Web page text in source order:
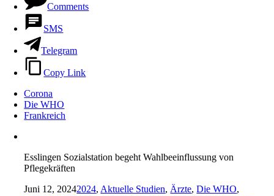
Comments
SMS
Telegram
Copy Link
Corona
Die WHO
Frankreich
Esslingen Sozialstation begeht Wahlbeeinflussung von
Pflegekräften
Juni 12, 20242024, Aktuelle Studien, Ärzte,Die WHO,